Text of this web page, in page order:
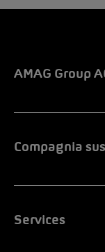
AMAG Group
Compagnia
Services